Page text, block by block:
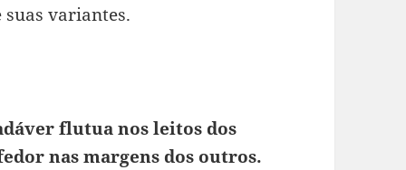
suas variantes.
flutua nos leitos dos
nas margens dos outros.